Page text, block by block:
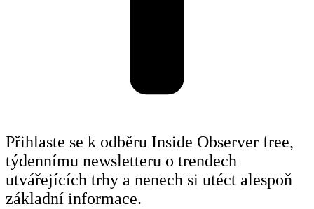
Přihlaste se k odběru Inside Observer free,
týdennímu newsletteru o trendech
utvářejících trhy a nenech si utéct alespoň
základní informace.